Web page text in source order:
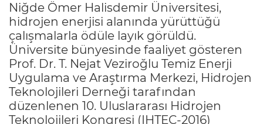
Niğde Ömer Halisdemir Üniversitesi,
hidrojen enerjisi alanında yürüttüğü
çalışmalarla ödüle layık görüldü.
Üniversite bünyesinde faaliyet gösteren
Prof. Dr. T. Nejat Veziroğlu Temiz Enerji
Uygulama ve Araştırma Merkezi, Hidrojen
Teknolojileri Derneği tarafından
düzenlenen 10. Uluslararası Hidrojen
Teknolojileri Kongresi (IHTEC-2016)